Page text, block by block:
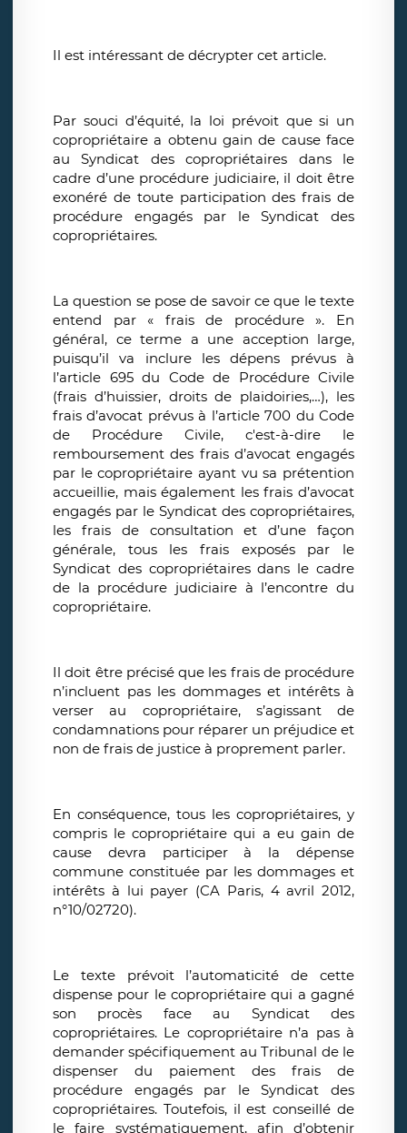
Il est intéressant de décrypter cet article.
Par souci d’équité, la loi prévoit que si un
copropriétaire a obtenu gain de cause face
au Syndicat des copropriétaires dans le
cadre d’une procédure judiciaire, il doit être
exonéré de toute participation des frais de
procédure engagés par le Syndicat des
copropriétaires.
La question se pose de savoir ce que le texte
entend par « frais de procédure ». En
général, ce terme a une acception large,
puisqu’il va inclure les dépens prévus à
l’article 695 du Code de Procédure Civile
(frais d’huissier, droits de plaidoiries,…), les
frais d’avocat prévus à l’article 700 du Code
de Procédure Civile, c'est-à-dire le
remboursement des frais d’avocat engagés
par le copropriétaire ayant vu sa prétention
accueillie, mais également les frais d’avocat
engagés par le Syndicat des copropriétaires,
les frais de consultation et d’une façon
générale, tous les frais exposés par le
Syndicat des copropriétaires dans le cadre
de la procédure judiciaire à l’encontre du
copropriétaire.
Il doit être précisé que les frais de procédure
n’incluent pas les dommages et intérêts à
verser au copropriétaire, s’agissant de
condamnations pour réparer un préjudice et
non de frais de justice à proprement parler.
En conséquence, tous les copropriétaires, y
compris le copropriétaire qui a eu gain de
cause devra participer à la dépense
commune constituée par les dommages et
intérêts à lui payer (CA Paris, 4 avril 2012,
n°10/02720).
Le texte prévoit l’automaticité de cette
dispense pour le copropriétaire qui a gagné
son procès face au Syndicat des
copropriétaires. Le copropriétaire n’a pas à
demander spécifiquement au Tribunal de le
dispenser du paiement des frais de
procédure engagés par le Syndicat des
copropriétaires. Toutefois, il est conseillé de
le faire systématiquement, afin d’obtenir